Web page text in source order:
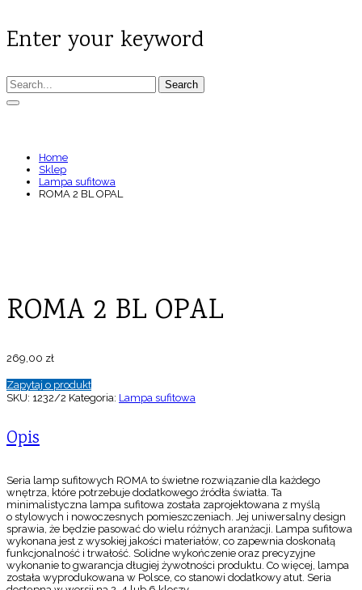
Enter your keyword
Search
Home
Sklep
Lampa sufitowa
ROMA 2 BL OPAL
ROMA 2 BL OPAL
269,00 zł
Zapytaj o produkt
SKU: 1232/2 Kategoria: Lampa sufitowa
Opis
Seria lamp sufitowych ROMA to świetne rozwiązanie dla każdego
wnętrza, które potrzebuje dodatkowego źródła światła. Ta
minimalistyczna lampa sufitowa została zaprojektowana z myślą
o stylowych i nowoczesnych pomieszczeniach. Jej uniwersalny design
sprawia, że będzie pasować do wielu różnych aranżacji. Lampa sufitowa
wykonana jest z wysokiej jakości materiałów, co zapewnia doskonałą
funkcjonalność i trwałość. Solidne wykończenie oraz precyzyjne
wykonanie to gwarancja długiej żywotności produktu. Co więcej, lampa
została wyprodukowana w Polsce, co stanowi dodatkowy atut. Seria